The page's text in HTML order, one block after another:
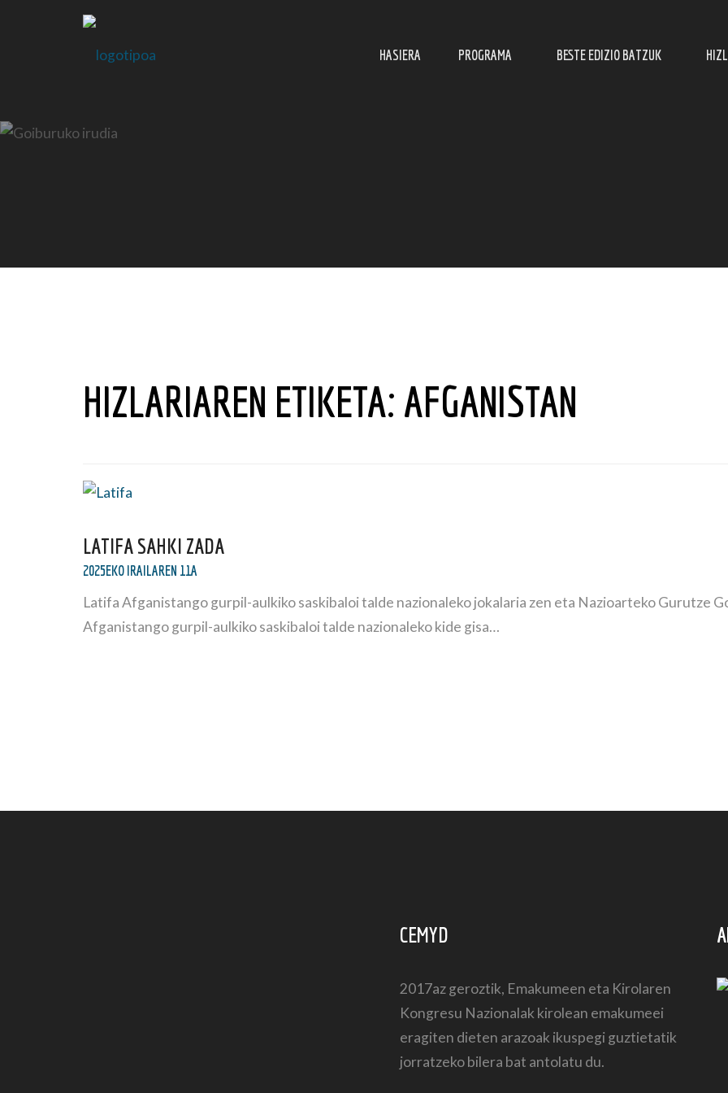
HASIERA PROGRAMA BESTE EDIZIO BATZUK
HIZLARIAREN ETIKETA: AFGANISTAN
LATIFA SAHKI ZADA
2025EKO IRAILAREN 11A
Latifa Afganistango gurpil-aulkiko saskibaloi talde nazionaleko jokalaria zen eta Nazioarteko Gurutze
Afganistango gurpil-aulkiko saskibaloi talde nazionaleko kide gisa…
CEMYD
2017az geroztik, Emakumeen eta Kirolaren
Kongresu Nazionalak kirolean emakumeei
eragiten dieten arazoak ikuspegi guztietatik
jorratzeko bilera bat antolatu du.